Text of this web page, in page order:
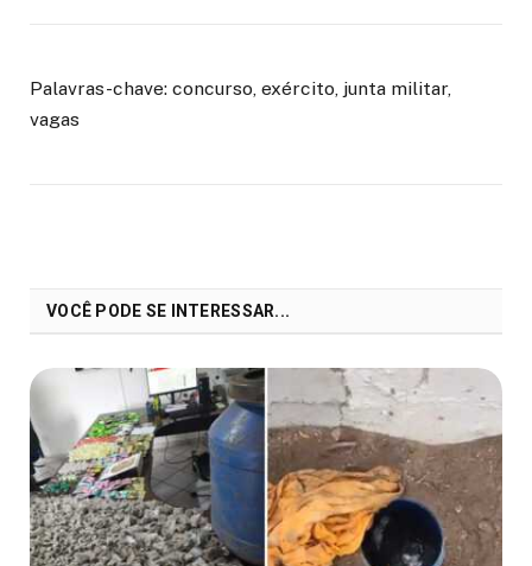
Palavras-chave: concurso, exército, junta militar,
vagas
VOCÊ PODE SE INTERESSAR...